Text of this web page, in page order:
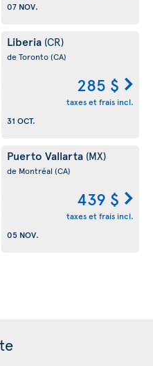
07 NOV.
Liberia (CR)
de Toronto(CA)
285 $
taxes et frais incl.
31 OCT.
Puerto Vallarta (MX)
de Montréal (CA)
439 $
taxes et frais incl.
05 NOV.